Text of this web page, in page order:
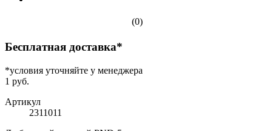
(0)
Бесплатная доставка*
*условия уточняйте у менеджера
1 руб.
Артикул
2311011